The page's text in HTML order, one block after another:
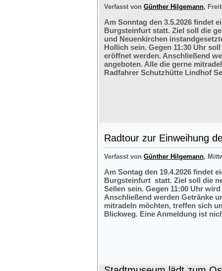
Verfasst von Günther Hilgemann,
Am Sonntag den 3.5.2026 findet
Burgsteinfurt statt. Ziel soll die
und Neuenkirchen
Hollich sein. Gegen 11:30 Uhr
eröffnet werden. Anschließend
angeboten. Alle die gerne
Radfahrer Schutzhütte Lindhof
Radtour zur Einweihung
Verfasst von Günther Hilgemann,
Am Sontag den 19.4.2026 findet
Burgsteinfurt statt. Ziel soll die
Sellen sein. Gegen 11:00 Uhr
Anschließend werden Getränke
mitradeln möchten, treffen sich
Blickweg. Eine Anmeldung ist